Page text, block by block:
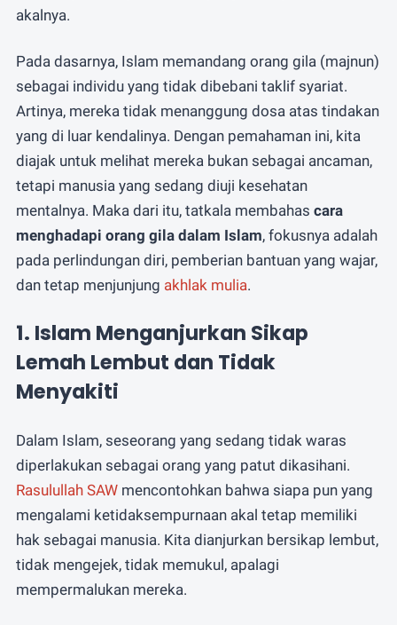
akalnya.
Pada dasarnya, Islam memandang orang gila (majnun)
sebagai individu yang tidak dibebani taklif syariat.
Artinya, mereka tidak menanggung dosa atas tindakan
yang di luar kendalinya. Dengan pemahaman ini, kita
diajak untuk melihat mereka bukan sebagai ancaman,
tetapi manusia yang sedang diuji kesehatan
mentalnya. Maka dari itu, tatkala membahas cara
menghadapi orang gila dalam Islam, fokusnya adalah
pada perlindungan diri, pemberian bantuan yang wajar,
dan tetap menjunjung akhlak mulia.
1. Islam Menganjurkan Sikap
Lemah Lembut dan Tidak
Menyakiti
Dalam Islam, seseorang yang sedang tidak waras
diperlakukan sebagai orang yang patut dikasihani.
Rasulullah SAWmencontohkan bahwa siapa pun yang
mengalami ketidaksempurnaan akal tetap memiliki
hak sebagai manusia. Kita dianjurkan bersikap lembut,
tidak mengejek, tidak memukul, apalagi
mempermalukan mereka.